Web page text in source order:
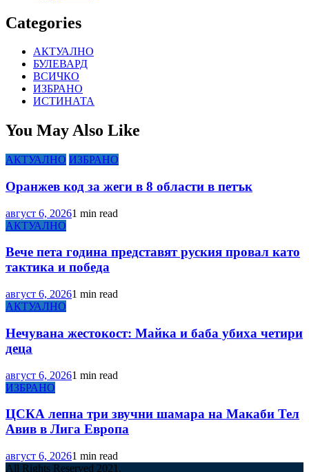
Categories
АКТУАЛНО
БУЛЕВАРД
ВСИЧКО
ИЗБРАНО
ИСТИНАТА
You May Also Like
АКТУАЛНО ИЗБРАНО
Оранжев код за жеги в 8 области в петък
август 6, 20261 min read
АКТУАЛНО
Вече пета година представят руския провал като
тактика и победа
август 6, 20261 min read
АКТУАЛНО
Нечувана жестокост: Майка и баба убиха четири
деца
август 6, 20261 min read
ИЗБРАНО
ЦСКА лепна три звучни шамара на Макаби Тел
Авив в Лига Европа
август 6, 20261 min read
All Rights Reserved 2021.